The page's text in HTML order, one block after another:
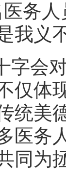
务
我义
字会
仅体
统美
医务
同为